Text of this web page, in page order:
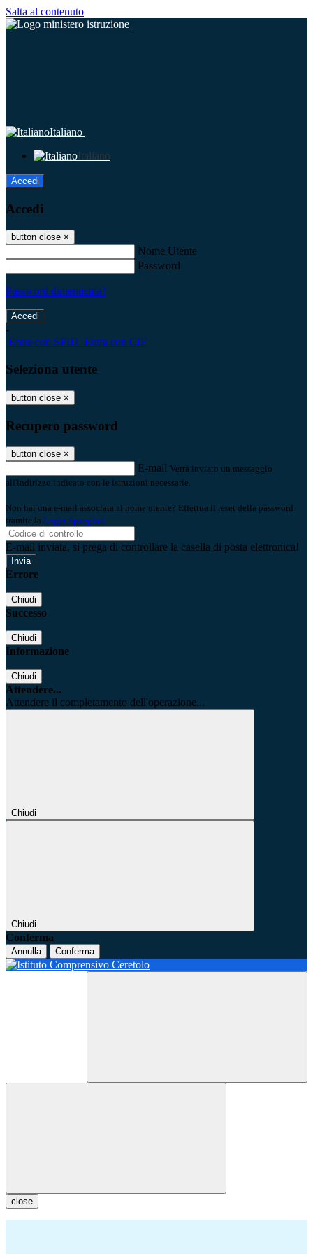
Salta al contenuto
Italiano
Italiano
Accedi
Accedi
button close ×
Nome Utente
Password
Password dimenticata?
-
Entra con SPID Entra con CIE
Seleziona utente
button close ×
Recupero password
button close ×
E-mail Verrà inviato un messaggio
all'indirizzo indicato con le istruzioni necessarie.
Non hai una e-mail associata al nome utente? Effettua il reset della password
tramite la Login Spaggiari
E-mail inviata, si prega di controllare la casella di posta elettronica!
Errore
Chiudi
Successo
Chiudi
Informazione
Chiudi
Attendere...
Attendere il completamento dell'operazione...
Chiudi
Chiudi
Conferma
Annulla Conferma
close